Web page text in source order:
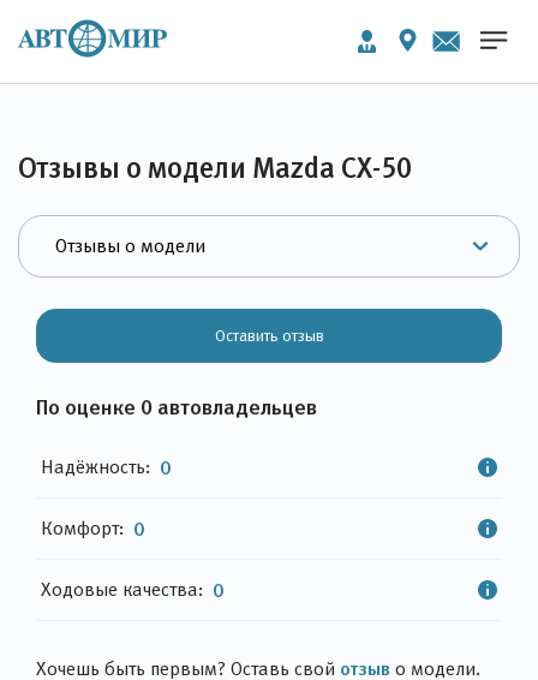
Отзывы о модели Mazda CX-50
Хочешь быть первым? Оставь свой отзыв о модели.
Оставить отзыв
По оценке 0 автовладельцев
Надёжность: 0
Комфорт: 0
Ходовые качества: 0